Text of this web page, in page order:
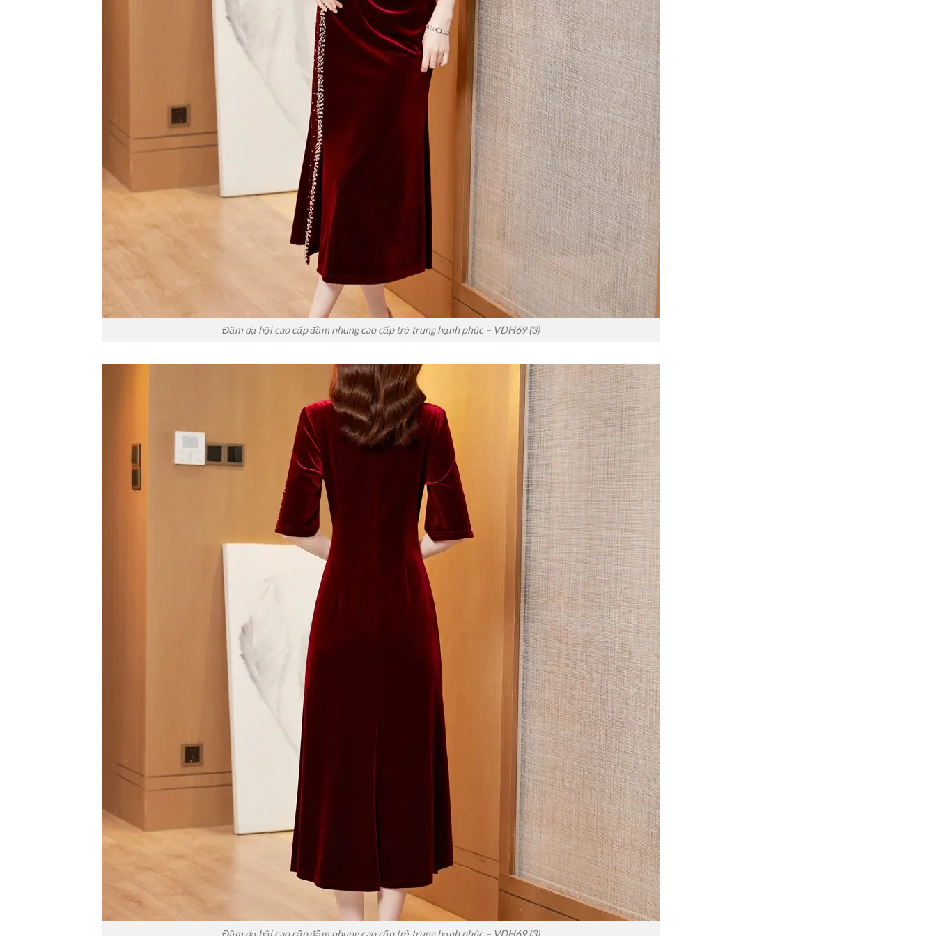
Đầm dạ hội cao cấp đầm nhung cao cấp trẻ trung hạnh phúc – VDH69 (3)
Đầm dạ hội cao cấp đầm nhung cao cấp trẻ trung hạnh phúc – VDH69 (3)